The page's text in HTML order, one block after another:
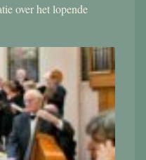
over het lopende